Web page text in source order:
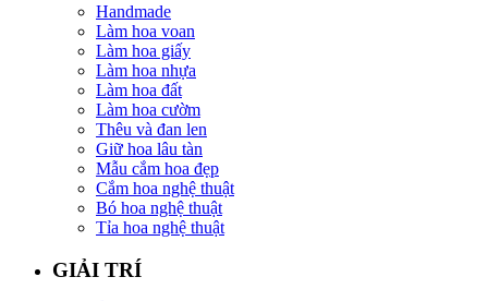
Handmade
Làm hoa voan
Làm hoa giấy
Làm hoa nhựa
Làm hoa đất
Làm hoa cườm
Thêu và đan len
Giữ hoa lâu tàn
Mẫu cắm hoa đẹp
Cắm hoa nghệ thuật
Bó hoa nghệ thuật
Tỉa hoa nghệ thuật
GIẢI TRÍ